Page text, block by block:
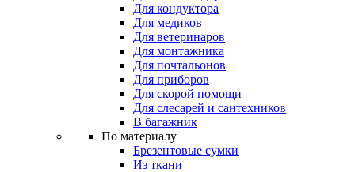
Для кондуктора
Для медиков
Для ветеринаров
Для монтажника
Для почтальонов
Для приборов
Для скорой помощи
Для слесарей и сантехников
В багажник
По материалу
Брезентовые сумки
Из ткани